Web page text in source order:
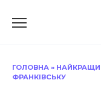
до
ГОЛОВНА »
ФРАНКІВСЬКУ